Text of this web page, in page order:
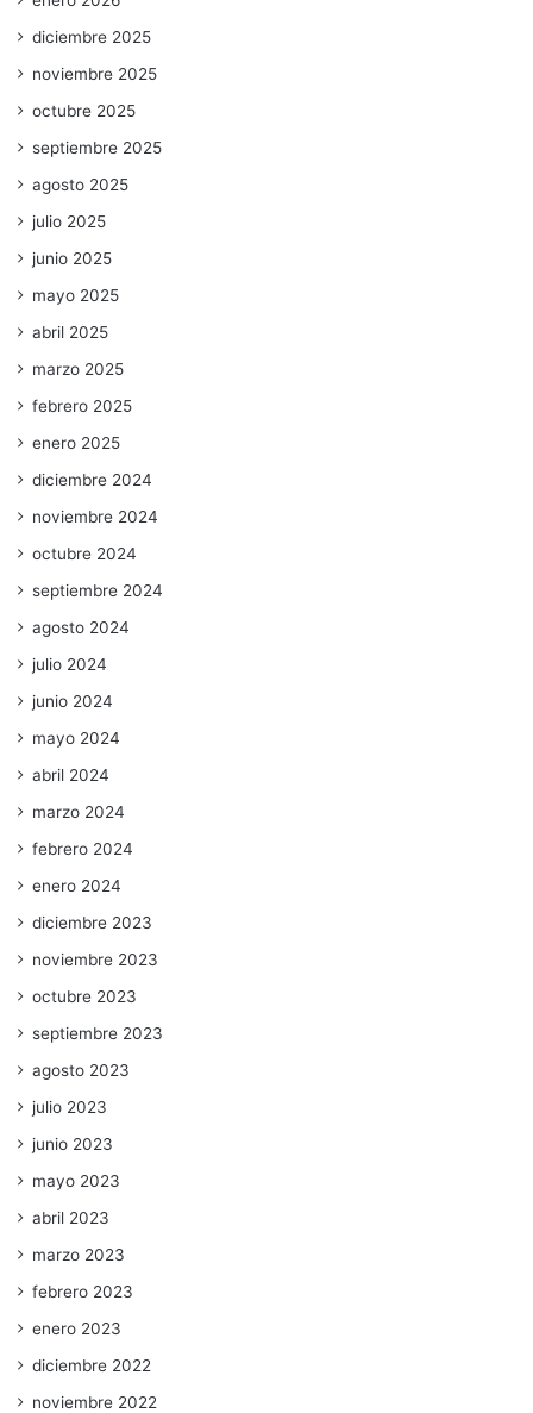
diciembre 2025
noviembre 2025
octubre 2025
septiembre 2025
agosto 2025
julio 2025
junio 2025
mayo 2025
abril 2025
marzo 2025
febrero 2025
enero 2025
diciembre 2024
noviembre 2024
octubre 2024
septiembre 2024
agosto 2024
julio 2024
junio 2024
mayo 2024
abril 2024
marzo 2024
febrero 2024
enero 2024
diciembre 2023
noviembre 2023
octubre 2023
septiembre 2023
agosto 2023
julio 2023
junio 2023
mayo 2023
abril 2023
marzo 2023
febrero 2023
enero 2023
diciembre 2022
noviembre 2022